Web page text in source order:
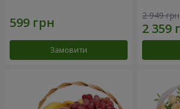
Замовити
2 949 грн